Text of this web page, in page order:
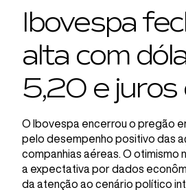
Ibovespa
alta com
5,20 e juros
O Ibovespa encerrou o pregão
pelo desempenho positivo das
companhias aéreas. O otimismo
a expectativa por dados
da atenção ao cenário político